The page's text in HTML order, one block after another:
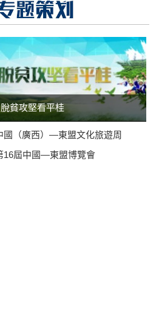
脫貧攻堅看平桂
國（廣西）—東盟文化旅遊周
16屆中國—東盟博覽會